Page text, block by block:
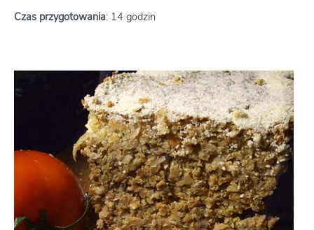
Czas przygotowania: 14 godzin